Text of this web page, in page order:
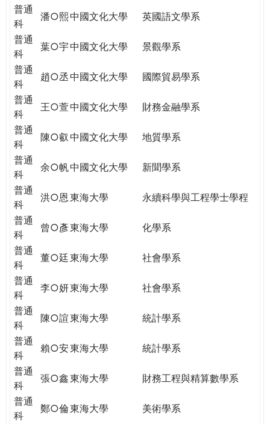
普通
科
潘○熙中國文化大學
英國語文學系
普通
科
葉○宇中國文化大學
景觀學系
普通
科
趙○丞中國文化大學
國際貿易學系
普通
科
王○萱中國文化大學
財務金融學系
普通
科
陳○叡 中國文化大學
地質學系
普通
科
余○帆中國文化大學
新聞學系
普通
科
洪○恩 東海大學
永續科學與工程學士學程
普通
科
曾○彥東海大學
化學系
普通
科
董○廷東海大學
社會學系
普通
科
李○妍東海大學
社會學系
普通
科
陳○諠東海大學
統計學系
普通
科
賴○安東海大學
統計學系
普通
科
張○鑫東海大學
財務工程與精算數學系
普通
科
鄭○倫東海大學
美術學系